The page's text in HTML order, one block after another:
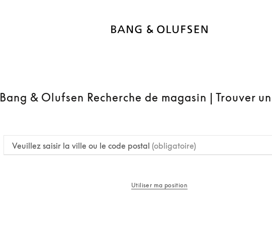
Bang & Olufsen Recherche de magasin | Trouver
Veuillez saisir la ville ou le code postal (obligatoire)
Utiliser ma position